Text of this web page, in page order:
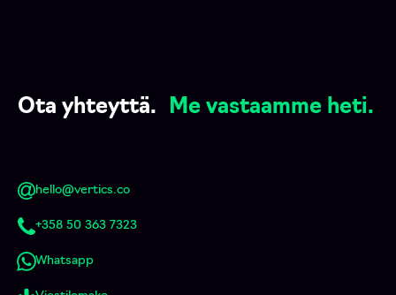
Ota yhteyttä. Me vastaamme heti.
hello@vertics.co
+358 50 363 7323
Whatsapp